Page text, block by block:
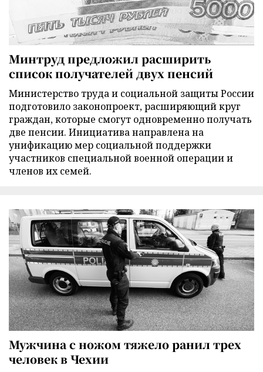
Минтруд предложил расширить
список получателей двух пенсий
Министерство труда и социальной защиты России
подготовило законопроект, расширяющий круг
граждан, которые смогут одновременно получать
две пенсии. Инициатива направлена на
унификацию мер социальной поддержки
участников специальной военной операции и
членов их семей.
Мужчина с ножом тяжело ранил трех
человек в Чехии